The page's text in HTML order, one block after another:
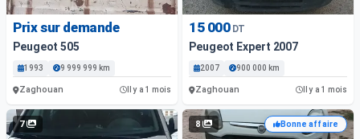
Prix sur demande
Peugeot 505
1993 9 999 999 km
Zaghouan Il y a 1 mois
15 000 DT
Peugeot Expert 2007
2007 900 000 km
Zaghouan Il y a 1 mois
7 8 Bonne affaire